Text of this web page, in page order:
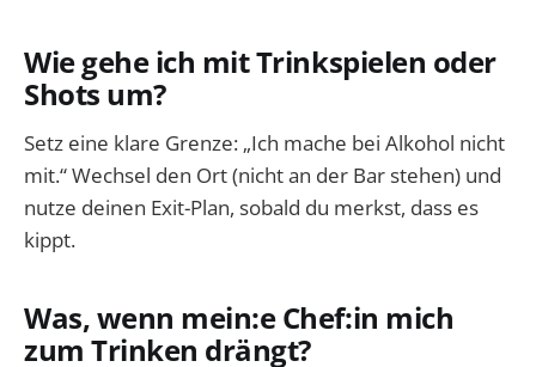
Wie gehe ich mit Trinkspielen oder
Shots um?
Setz eine klare Grenze: „Ich mache bei Alkohol nicht
mit.“ Wechsel den Ort (nicht an der Bar stehen) und
nutze deinen Exit-Plan, sobald du merkst, dass es
kippt.
Was, wenn mein:e Chef:in mich
zum Trinken drängt?